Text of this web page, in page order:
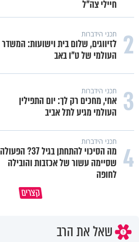
חיילי צה"ל
2 תכני הידברות
לזיווגים, שלום בית וישועות: המשדר
העולמי של ט"ו באב
3 תכני הידברות
אחי, מחכים רק לך: יום התפילין
העולמי מגיע לתל אביב
4 תכני הידברות
מה הסיכוי להתחתן בגיל 37? הפעולה
שסיימה עשור של אכזבות והובילה
לחופה
קצרים
שאל את הרב